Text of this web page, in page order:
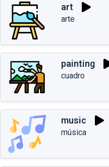
art
arte
painting
cuadro
music
música